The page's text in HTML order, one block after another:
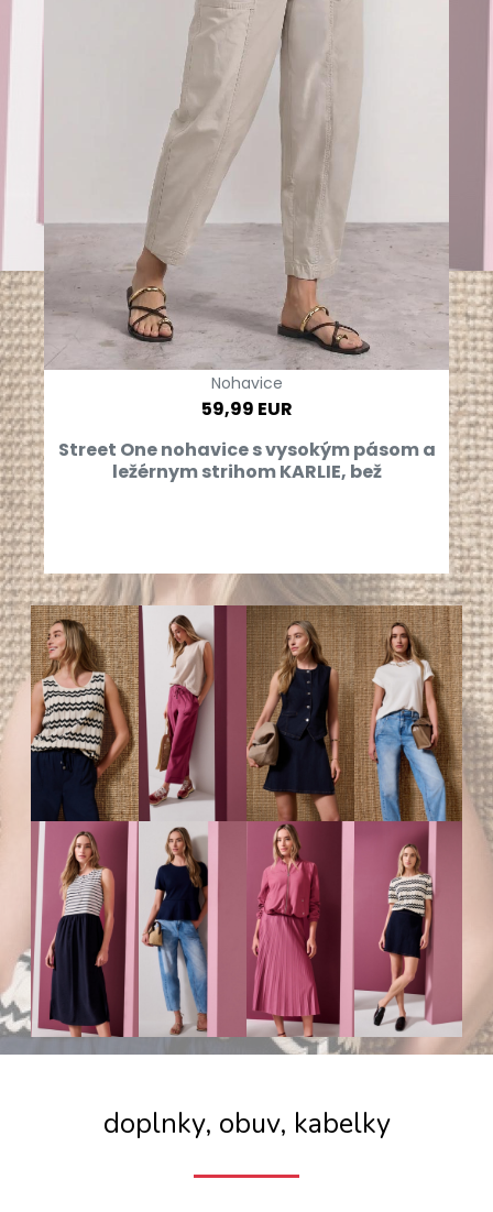
Nohavice
59,99 EUR
Street One nohavice s vysokým pásom a
ležérnym strihom KARLIE, bež
doplnky, obuv, kabelky